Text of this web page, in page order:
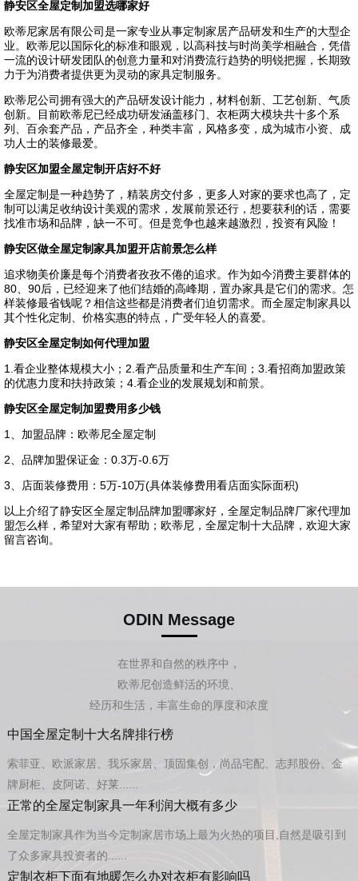
静安区全屋定制加盟选哪家好
欧蒂尼家居有限公司是一家专业从事定制家居产品研发和生产的大型企
业。欧蒂尼以国际化的标准和眼观，以高科技与时尚美学相融合，凭借
一流的设计研发团队的创意力量和对消费流行趋势的明锐把握，长期致
力于为消费者提供更为灵动的家具定制服务。
欧蒂尼公司拥有强大的产品研发设计能力，材料创新、工艺创新、气质
创新。目前欧蒂尼已经成功研发涵盖移门、衣柜两大模块共十多个系
列、百余套产品，产品齐全，种类丰富，风格多变，成为城市小资、成
功人士的装修最爱。
静安区加盟全屋定制开店好不好
全屋定制是一种趋势了，精装房交付多，更多人对家的要求也高了，定
制可以满足收纳设计美观的需求，发展前景还行，想要获利的话，需要
找准市场和品牌，缺一不可。但是竞争也越来越激烈，投资有风险！
静安区做全屋定制家具加盟开店前景怎么样
追求物美价廉是每个消费者孜孜不倦的追求。作为如今消费主要群体的
80、90后，已经迎来了他们结婚的高峰期，置办家具是它们的需求。怎
样装修最省钱呢？相信这些都是消费者们迫切需求。而全屋定制家具以
其个性化定制、价格实惠的特点，广受年轻人的喜爱。
静安区全屋定制如何代理加盟
1.看企业整体规模大小；2.看产品质量和生产车间；3.看招商加盟政策
的优惠力度和扶持政策；4.看企业的发展规划和前景。
静安区全屋定制加盟费用多少钱
1、加盟品牌：欧蒂尼全屋定制
2、品牌加盟保证金：0.3万-0.6万
3、店面装修费用：5万-10万(具体装修费用看店面实际面积)
以上介绍了静安区全屋定制品牌加盟哪家好，全屋定制品牌厂家代理加
盟怎么样，希望对大家有帮助；欧蒂尼，全屋定制十大品牌，欢迎大家
留言咨询。
中国全屋定制十大名牌排行榜
索菲亚、欧派家居、我乐家居、顶固集创，尚品宅配、志邦股份、金
牌厨柜、皮阿诺、好莱......
正常的全屋定制家具一年利润大概有多少
全屋定制家具作为当今定制家居市场上最为火热的项目,自然是吸引到
了众多家具投资者的......
定制衣柜下面有地暖怎么办对衣柜有影响吗
ODIN Message
在世界和自然的秩序中，
欧蒂尼创造鲜活的环境、
经历和生活，丰富生命的厚度和浓度